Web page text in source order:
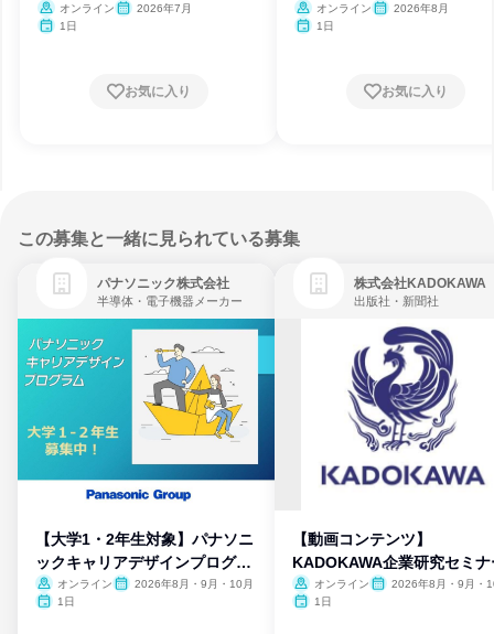
オンライン
2026年7月
1日
お気に入り
オンライン
2026年8月
1日
お気に入り
この募集と一緒に見られている募集
パナソニック株式会社
半導体・電子機器メーカー
【大学1・2年生対象】パナソニ
ックキャリアデザインプログラ
ム
オンライン
2026年8月・9月・10月
1日
株式会社KADOKAWA
出版社・新聞社
【動画コンテンツ】
KADOKAWA企業研究セミナ
オンライン
2026年8月・9月・
1日